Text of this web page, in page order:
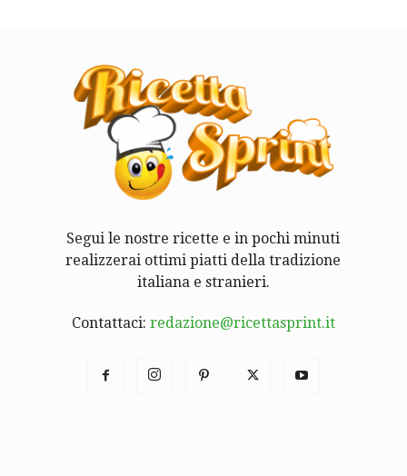
Segui le nostre ricette e in pochi minuti
realizzerai ottimi piatti della tradizione
italiana e stranieri.
Contattaci: redazione@ricettasprint.it